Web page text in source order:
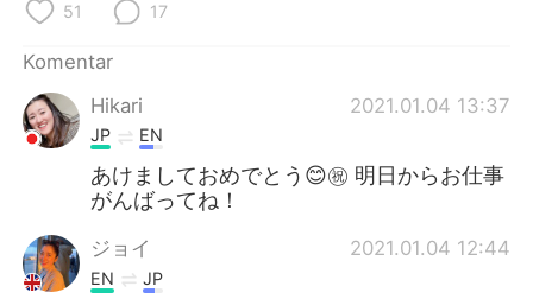
51 17
Komentar
Hikari
2021.01.04 13:37
JP EN
あけましておめでとう😊㊗️ 明日からお仕事
がんばってね！
ジョイ 2021.01.04 12:44
EN JP